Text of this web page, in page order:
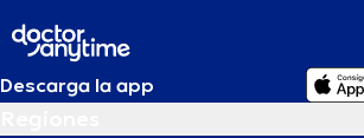
Descarga la app